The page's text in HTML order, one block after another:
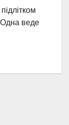
Одна веде